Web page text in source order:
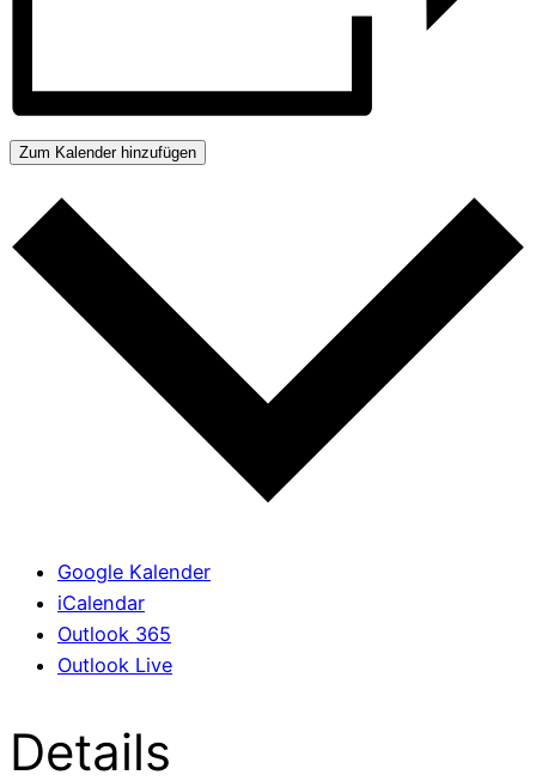
Zum Kalender hinzufügen
Google Kalender
iCalendar
Outlook 365
Outlook Live
Details